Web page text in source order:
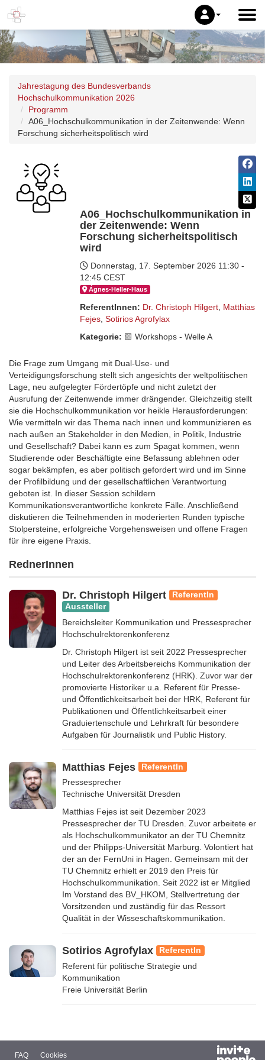
Jahrestagung des Bundesverbands
Hochschulkommunikation 2026
Programm
A06_Hochschulkommunikation in der Zeitenwende: Wenn
Forschung sicherheitspolitisch wird
A06_Hochschulkommunikation in
der Zeitenwende: Wenn
Forschung sicherheitspolitisch
wird
Donnerstag, 17. September 2026 11:30 -
12:45 CEST
Ágnes-Hel­ler-Haus
ReferentInnen: Dr. Christoph Hilgert, Matthias
Fejes, Sotirios Agrofylax
Kategorie: 🟨​ Workshops - Welle A
Die Frage zum Umgang mit Dual-Use- und
Verteidigungsforschung stellt sich angesichts der weltpolitischen
Lage, neu aufgelegter Fördertöpfe und nicht zuletzt der
Ausrufung der Zeitenwende immer drängender. Gleichzeitig stellt
sie die Hochschulkommunikation vor heikle Herausforderungen:
Wie vermitteln wir das Thema nach innen und kommunizieren es
nach außen an Stakeholder in den Medien, in Politik, Industrie
und Gesellschaft? Dabei kann es zum Spagat kommen, wenn
Studierende oder Beschäftigte eine Befassung ablehnen oder
sogar bekämpfen, es aber politisch gefordert wird und im Sinne
der Profilbildung und der gesellschaftlichen Verantwortung
geboten ist. In dieser Session schildern
Kommunikationsverantwortliche konkrete Fälle. Anschließend
diskutieren die Teilnehmenden in moderierten Runden typische
Stolpersteine, erfolgreiche Vorgehensweisen und offene Fragen
für ihre eigene Praxis.
RednerInnen
Dr. Christoph Hilgert
ReferentIn
Aussteller
Bereichsleiter Kommunikation und Pressesprecher
Hochschulrektorenkonferenz
Dr. Christoph Hilgert ist seit 2022 Pressesprecher
und Leiter des Arbeitsbereichs Kommunikation der
Hochschulrektorenkonferenz (HRK). Zuvor war der
promovierte Historiker u.a. Referent für Presse-
und Öffentlichkeitsarbeit bei der HRK, Referent für
Publikationen und Öffentlichkeitsarbeit einer
Graduiertenschule und Lehrkraft für besondere
Aufgaben für Journalistik und Public History.
Matthias Fejes ReferentIn
Pressesprecher
Technische Universität Dresden
Matthias Fejes ist seit Dezember 2023
Pressesprecher der TU Dresden. Zuvor arbeitete er
als Hochschulkommunikator an der TU Chemnitz
und der Philipps-Universität Marburg. Volontiert hat
der an der FernUni in Hagen. Gemeinsam mit der
TU Chemnitz erhielt er 2019 den Preis für
Hochschulkommunikation. Seit 2022 ist er Mitglied
Im Vorstand des BV_HKOM, Stellvertretung der
Vorsitzenden und zuständig für das Ressort
Qualität in der Wisseschaftskommunikation.
Sotirios Agrofylax ReferentIn
Referent für politische Strategie und
Kommunikation
Freie Universität Berlin
FAQ Cookies